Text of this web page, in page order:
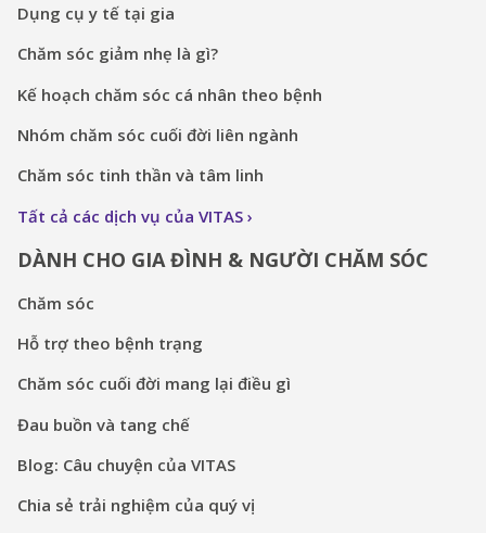
Dụng cụ y tế tại gia
Chăm sóc giảm nhẹ là gì?
Kế hoạch chăm sóc cá nhân theo bệnh
Nhóm chăm sóc cuối đời liên ngành
Chăm sóc tinh thần và tâm linh
Tất cả các dịch vụ của VITAS
DÀNH CHO GIA ĐÌNH & NGƯỜI CHĂM SÓC
Chăm sóc
Hỗ trợ theo bệnh trạng
Chăm sóc cuối đời mang lại điều gì
Đau buồn và tang chế
Blog: Câu chuyện của VITAS
Chia sẻ trải nghiệm của quý vị